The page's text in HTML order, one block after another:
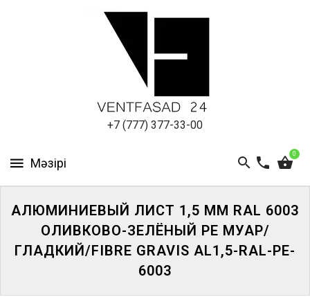
+7 (777) 377-33-00
0
ПАНЕЛИ
АЛЮМИНИЕВЫЙ ЛИСТ 1,5 ММ RAL 6003
ОЛИВКОВО-ЗЕЛЁНЫЙ PE МУАР/
ГЛАДКИЙ/FIBRE GRAVIS AL1,5-RAL-PE-
6003